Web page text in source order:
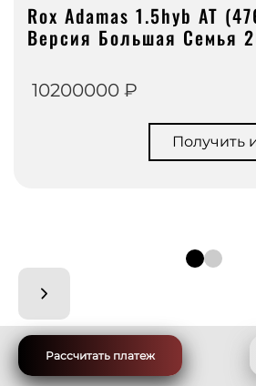
Рассчитать платеж
Rox Adamas 1.5hyb AT
Версия Большая Семья
10200000 ₽
Получить